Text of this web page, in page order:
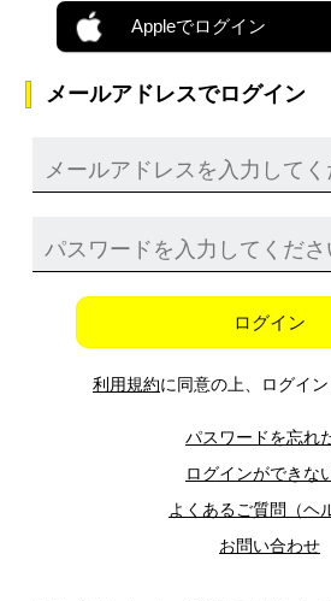
Appleでログイン
メールアドレスでログイン
ログイン
利用規約に同意の上、ログイン
パスワードを忘れ
ログインができな
よくあるご質問（ヘ
お問い合わせ